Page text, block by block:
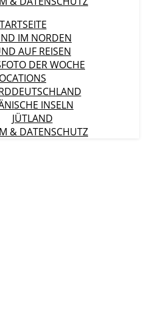
IM NORDEN
AUF REISEN
DER WOCHE
INSELN
JÜTLAND
& DATENSCHUTZ